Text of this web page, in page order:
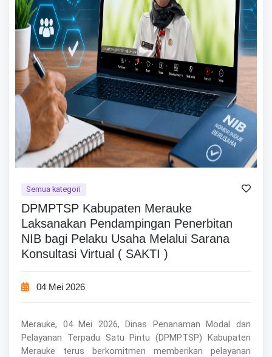
Semua kategori
DPMPTSP Kabupaten Merauke
Laksanakan Pendampingan Penerbitan
NIB bagi Pelaku Usaha Melalui Sarana
Konsultasi Virtual ( SAKTI )
04 Mei 2026
Merauke, 04 Mei 2026, Dinas Penanaman Modal dan
Pelayanan Terpadu Satu Pintu (DPMPTSP) Kabupaten
Merauke terus berkomitmen memberikan pelayanan